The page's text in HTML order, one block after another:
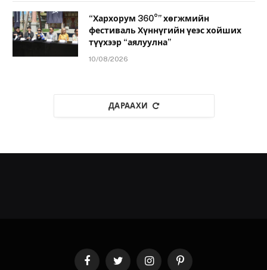
“Хархорум 360°” хөгжмийн
фестиваль Хүннүгийн үеэс хойших
түүхээр “аялуулна”
10/08/2026
ДАРААХИ
FacebookTwitter InstagramPinterest